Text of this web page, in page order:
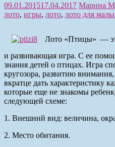
09.01.201517.04.2017 Марина
лото, игры, лото, лото для
Лото «Птицы» —
и развивающая игра. С ее
знания детей о птицах. Игра
кругозора, развитию
вкратце дать характеристику
которые еще не знакомы
следующей схеме:
1. Внешний вид: величина,
2. Место обитания.